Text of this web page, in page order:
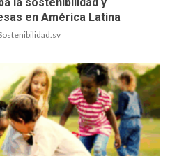
en América Latina